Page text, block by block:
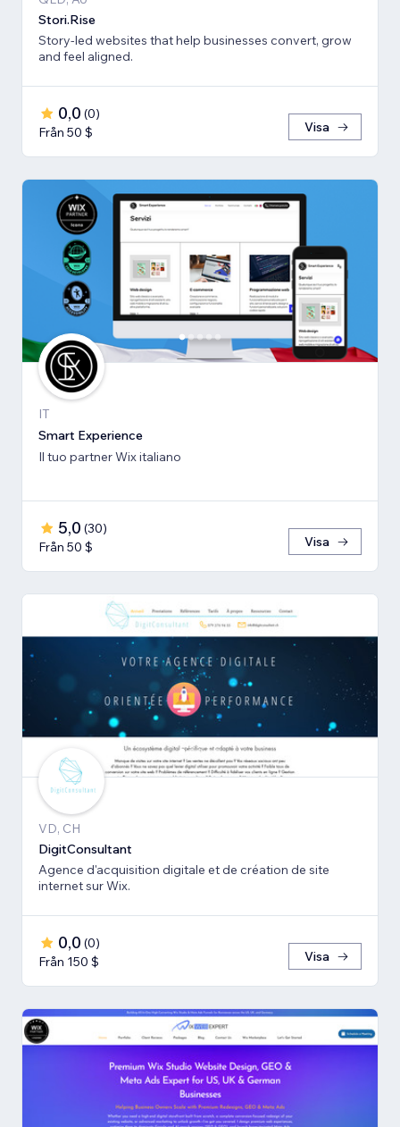
Stori.Rise
Story-led websites that help businesses convert, grow
and feel aligned.
0,0 (0)
Från 50 $
Visa
IT
Smart Experience
Il tuo partner Wix italiano
5,0 (30)
Från 50 $
Visa
VD, CH
DigitConsultant
Agence d'acquisition digitale et de création de site
internet sur Wix.
0,0 (0)
Från 150 $
Visa